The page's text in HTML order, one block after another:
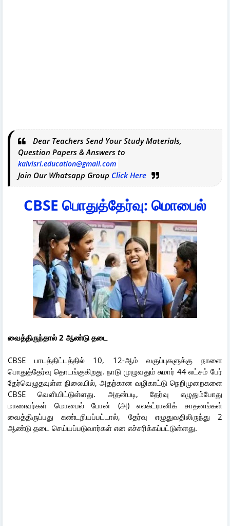
Dear Teachers Send Your Study Materials,
Question Papers & Answers to
kalvisri.education@gmail.com
Join Our Whatsapp Group Click Here
CBSE பொதுத்தேர்வு: மொபைல்
வைத்திருந்தால் 2 ஆண்டு தடை
CBSE பாடத்திட்டத்தில் 10, 12-ஆம் வகுப்புகளுக்கு நாளை
பொதுத்தேர்வு தொடங்குகிறது. நாடு முழுவதும் சுமார் 44 லட்சம் பேர்
தேர்வெழுதவுள்ள நிலையில், அதற்கான வழிகாட்டு நெறிமுறைகளை
CBSE வெளியிட்டுள்ளது. அதன்படி, தேர்வு எழுதும்போது
மாணவர்கள் மொபைல் போன் (அ) எலக்ட்ரானிக் சாதனங்கள்
வைத்திருப்பது கண்டறியப்பட்டால், தேர்வு எழுதுவதிலிருந்து 2
ஆண்டு தடை செய்யப்படுவார்கள் என எச்சரிக்கப்பட்டுள்ளது.